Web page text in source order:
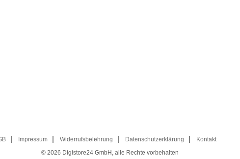
Impressum Widerrufsbelehrung Datenschutzerklärung
Kontakt
© 2026 Digistore24 GmbH, alle Rechte vorbehalten